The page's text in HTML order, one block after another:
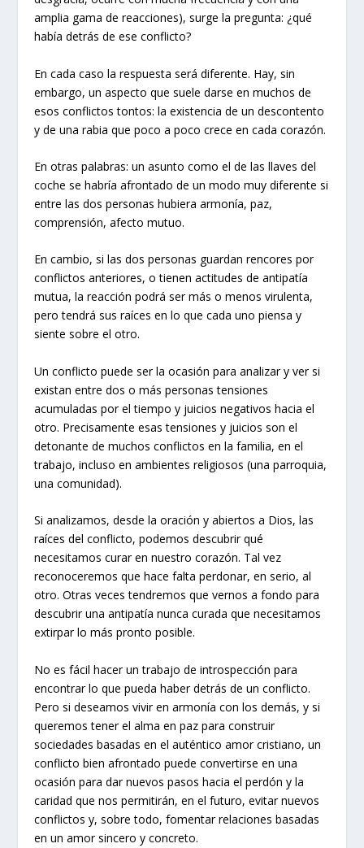
amplia gama de reacciones), surge la pregunta: ¿qué
había detrás de ese conflicto?
En cada caso la respuesta será diferente. Hay, sin
embargo, un aspecto que suele darse en muchos de
esos conflictos tontos: la existencia de un descontento
y de una rabia que poco a poco crece en cada corazón.
En otras palabras: un asunto como el de las llaves del
coche se habría afrontado de un modo muy diferente si
entre las dos personas hubiera armonía, paz,
comprensión, afecto mutuo.
En cambio, si las dos personas guardan rencores por
conflictos anteriores, o tienen actitudes de antipatía
mutua, la reacción podrá ser más o menos virulenta,
pero tendrá sus raíces en lo que cada uno piensa y
siente sobre el otro.
Un conflicto puede ser la ocasión para analizar y ver si
existan entre dos o más personas tensiones
acumuladas por el tiempo y juicios negativos hacia el
otro. Precisamente esas tensiones y juicios son el
detonante de muchos conflictos en la familia, en el
trabajo, incluso en ambientes religiosos (una parroquia,
una comunidad).
Si analizamos, desde la oración y abiertos a Dios, las
raíces del conflicto, podemos descubrir qué
necesitamos curar en nuestro corazón. Tal vez
reconoceremos que hace falta perdonar, en serio, al
otro. Otras veces tendremos que vernos a fondo para
descubrir una antipatía nunca curada que necesitamos
extirpar lo más pronto posible.
No es fácil hacer un trabajo de introspección para
encontrar lo que pueda haber detrás de un conflicto.
Pero si deseamos vivir en armonía con los demás, y si
queremos tener el alma en paz para construir
sociedades basadas en el auténtico amor cristiano, un
conflicto bien afrontado puede convertirse en una
ocasión para dar nuevos pasos hacia el perdón y la
caridad que nos permitirán, en el futuro, evitar nuevos
conflictos y, sobre todo, fomentar relaciones basadas
en un amor sincero y concreto.